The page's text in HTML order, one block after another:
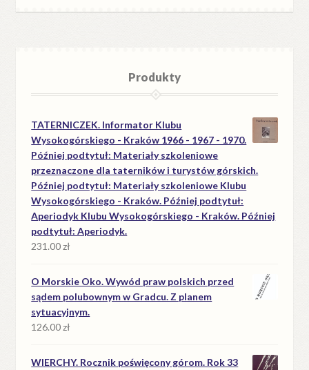
Produkty
TATERNICZEK. Informator Klubu
Wysokogórskiego - Kraków 1966 - 1967 - 1970.
Później podtytuł: Materiały szkoleniowe
przeznaczone dla taterników i turystów górskich.
Później podtytuł: Materiały szkoleniowe Klubu
Wysokogórskiego - Kraków. Później podtytuł:
Aperiodyk Klubu Wysokogórskiego - Kraków. Później
podtytuł: Aperiodyk.
231.00zł
O Morskie Oko. Wywód praw polskich przed
sądem polubownym w Gradcu. Z planem
sytuacyjnym.
126.00zł
WIERCHY. Rocznik poświęcony górom. Rok 33